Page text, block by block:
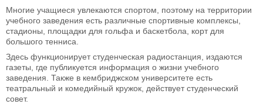
Многие учащиеся увлекаются спортом, поэтому на территории
учебного заведения есть различные спортивные комплексы,
стадионы, площадки для гольфа и баскетбола, корт для
большого тенниса.
Здесь функционирует студенческая радиостанция, издаются
газеты, где публикуется информация о жизни учебного
заведения. Также в кембриджском университете есть
театральный и комедийный кружок, действует студенческий
совет.